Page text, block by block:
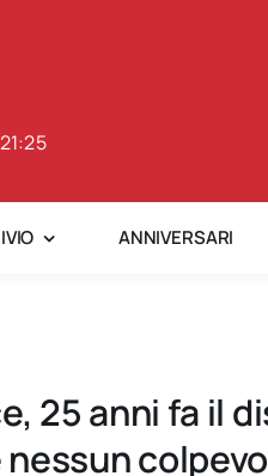
ANNIVERSARI
25 anni fa il